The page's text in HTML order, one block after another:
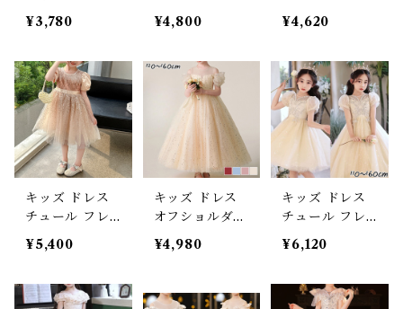
ールワンピ パ
フスリーブ フ
服 発表会 ピア
ノ お稽古 フォ
ーマル パープ
ル アイボリー 1
00 110 120 13
0 140 150cm
¥3,780
の子 上品 バッ
クリボン パフ
ミニン 子供服
ピアノ お稽古
フォーマル ピ
ンク シャンパ
ンベージュ 110
-160cm
¥4,800
ュールワンピー
ス スパンコー
リーブ 発表会
結婚式 フォー
マルドレス ハ
ロウィン 100 1
10 120 130 14
0 150cm
¥4,620
キッズ ドレス
チュール フレ
ア プリンセス
リボン パール
スパンコール
¥5,400
キッズ ドレス
オフショルダー
チュール フレ
ア プリンセス
袖 ロング丈 リ
¥4,980
キッズ ドレス
チュール フレ
ア プリンセス
スパンコール
ング丈 ショー
¥6,120